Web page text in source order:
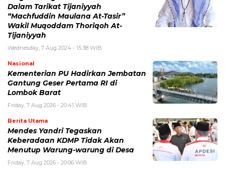
Dalam Tarikat Tijaniyyah
“Machfuddin Maulana At-Tasir”
Wakil Muqoddam Thoriqoh At-
Tijaniyyah
Wednesday, 7 Aug 2024 - 15:38 WIB
Nasional
Kementerian PU Hadirkan Jembatan
Gantung Geser Pertama RI di
Lombok Barat
Friday, 7 Aug 2026 - 20:41 WIB
Berita Utama
Mendes Yandri Tegaskan
Keberadaan KDMP Tidak Akan
Menutup Warung-warung di Desa
Friday, 7 Aug 2026 - 20:06 WIB